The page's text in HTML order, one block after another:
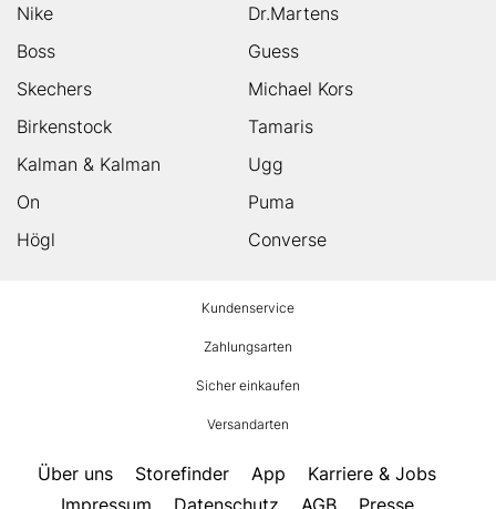
Nike
Dr.Martens
Boss
Guess
Skechers
Michael Kors
Birkenstock
Tamaris
Kalman & Kalman
Ugg
On
Puma
Högl
Converse
Kundenservice
Zahlungsarten
Sicher einkaufen
Versandarten
Über uns Storefinder App
Karriere & Jobs
Impressum
Datenschutz AGB Presse